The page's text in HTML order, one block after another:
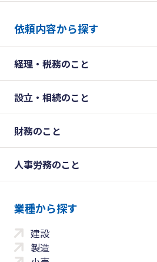
依頼内容から探す
経理・税務のこと
設立・相続のこと
財務のこと
人事労務のこと
業種から探す
建設
製造